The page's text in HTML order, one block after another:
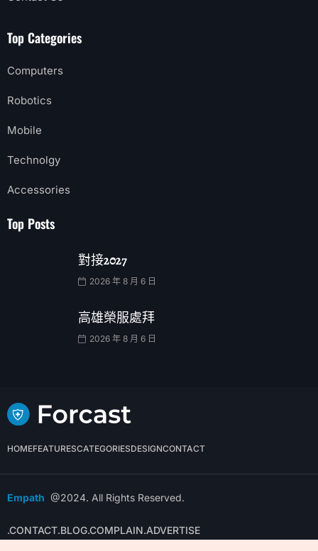
Top Categories
Computers
Robotics
Mobile
Technolgy
Accessories
Top Posts
對接2027
2026 年 8 月 6 日
高雄榮服處拜
2026 年 8 月 6 日
HOMEFEATURESCATEGORIESDESIGNCONTACT
Empath @2024. All Rights Reserved.
.CONTACT.BLOG.COMPLAIN.ADVERTISE